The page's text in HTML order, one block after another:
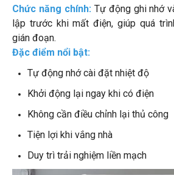
Chức năng chính: Tự động ghi nhớ
lập trước khi mất điện, giúp quá
gián đoạn.
Đặc điểm nổi bật:
Tự động nhớ cài đặt nhiệt độ
Khởi động lại ngay khi có điện
Không cần điều chỉnh lại thủ công
Tiện lợi khi vắng nhà
Duy trì trải nghiệm liền mạch